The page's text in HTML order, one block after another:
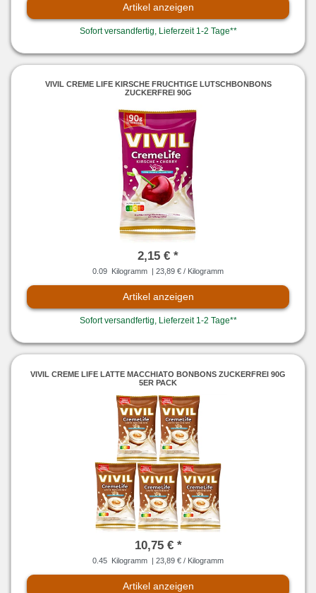
Artikel anzeigen
Sofort versandfertig, Lieferzeit 1-2 Tage**
VIVIL CREME LIFE KIRSCHE FRUCHTIGE LUTSCHBONBONS
ZUCKERFREI 90G
2,15 € *
0.09 Kilogramm | 23,89 € / Kilogramm
Artikel anzeigen
Sofort versandfertig, Lieferzeit 1-2 Tage**
VIVIL CREME LIFE LATTE MACCHIATO BONBONS ZUCKERFREI 90G
5ER PACK
10,75 € *
0.45 Kilogramm | 23,89 € / Kilogramm
Artikel anzeigen